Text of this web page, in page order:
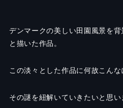
デンマークの美しい田園風景を
と描いた作品。
この淡々とした作品に何故こん
その謎を紐解いていきたいと思い